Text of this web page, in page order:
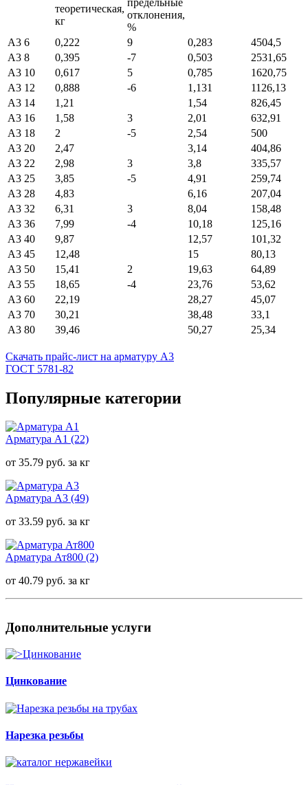
теоретическая,
кг
отклонения,
%
А3 6
0,222 9 0,283
4504,5
А3 8
0,395 -7 0,503
2531,65
А3 10
0,617 5 0,785
1620,75
А3 12
0,888 -6 1,131
1126,13
А3 14
1,21 1,54
826,45
А3 16
1,58 3 2,01
632,91
А3 18
2 -5 2,54
500
А3 20
2,47 3,14
404,86
А3 22
2,98 3 3,8
335,57
А3 25
3,85 -5 4,91
259,74
А3 28
4,83 6,16
207,04
А3 32
6,31 3 8,04
158,48
А3 36
7,99 -4 10,18
125,16
А3 40
9,87 12,57
101,32
А3 45
12,48 15
80,13
А3 50
15,41 2 19,63
64,89
А3 55
18,65 -4 23,76
53,62
А3 60
22,19 28,27
45,07
А3 70
30,21 38,48
33,1
А3 80
39,46 50,27 25,34
Скачать прайс-лист на арматуру А3
ГОСТ 5781-82
Популярные категории
Арматура А1 (22)
от 35.79 руб. за кг
Арматура А3 (49)
от 33.59 руб. за кг
Арматура Ат800 (2)
от 40.79 руб. за кг
Дополнительные услуги
Цинкование
Нарезка резьбы